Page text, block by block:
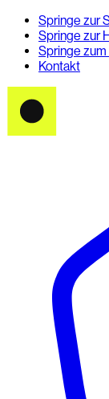
Springe zur
Springe zur
Springe zum
Kontakt